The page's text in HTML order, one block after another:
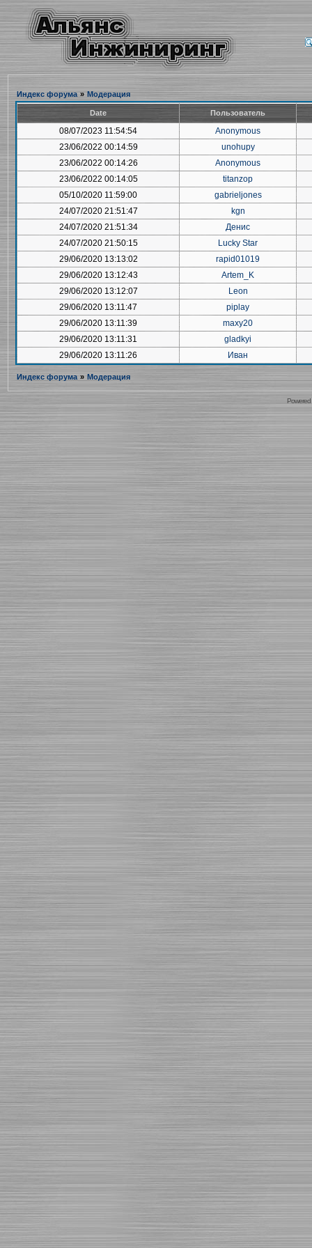
Индекс форума » Модерация
Date Пользователь
08/07/2023 11:54:54
Anonymous
23/06/2022 00:14:59
unohupy
23/06/2022 00:14:26
Anonymous
23/06/2022 00:14:05
titanzop
05/10/2020 11:59:00
gabrieljones
24/07/2020 21:51:47
kgn
24/07/2020 21:51:34
Денис
24/07/2020 21:50:15
Lucky Star
29/06/2020 13:13:02
rapid01019
29/06/2020 13:12:43
Artem_K
29/06/2020 13:12:07
Leon
29/06/2020 13:11:47
piplay
29/06/2020 13:11:39
maxy20
29/06/2020 13:11:31
gladkyi
29/06/2020 13:11:26
Иван
Индекс форума » Модерация